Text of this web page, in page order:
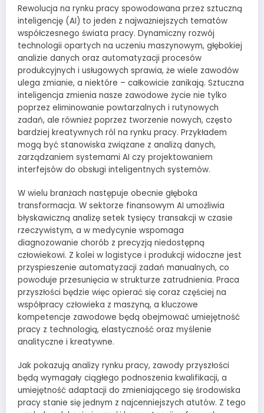
Rewolucja na rynku pracy spowodowana przez sztuczną
inteligencję (AI) to jeden z najważniejszych tematów
współczesnego świata pracy. Dynamiczny rozwój
technologii opartych na uczeniu maszynowym, głębokiej
analizie danych oraz automatyzacji procesów
produkcyjnych i usługowych sprawia, że wiele zawodów
ulega zmianie, a niektóre – całkowicie zanikają. Sztuczna
inteligencja zmienia nasze zawodowe życie nie tylko
poprzez eliminowanie powtarzalnych i rutynowych
zadań, ale również poprzez tworzenie nowych, często
bardziej kreatywnych ról na rynku pracy. Przykładem
mogą być stanowiska związane z analizą danych,
zarządzaniem systemami AI czy projektowaniem
interfejsów do obsługi inteligentnych systemów.
W wielu branżach następuje obecnie głęboka
transformacja. W sektorze finansowym AI umożliwia
błyskawiczną analizę setek tysięcy transakcji w czasie
rzeczywistym, a w medycynie wspomaga
diagnozowanie chorób z precyzją niedostępną
człowiekowi. Z kolei w logistyce i produkcji widoczne jest
przyspieszenie automatyzacji zadań manualnych, co
powoduje przesunięcia w strukturze zatrudnienia. Praca
przyszłości będzie więc opierać się coraz częściej na
współpracy człowieka z maszyną, a kluczowe
kompetencje zawodowe będą obejmować umiejętność
pracy z technologią, elastyczność oraz myślenie
analityczne i kreatywne.
Jak pokazują analizy rynku pracy, zawody przyszłości
będą wymagały ciągłego podnoszenia kwalifikacji, a
umiejętność adaptacji do zmieniającego się środowiska
pracy stanie się jednym z najcenniejszych atutów. Z tego